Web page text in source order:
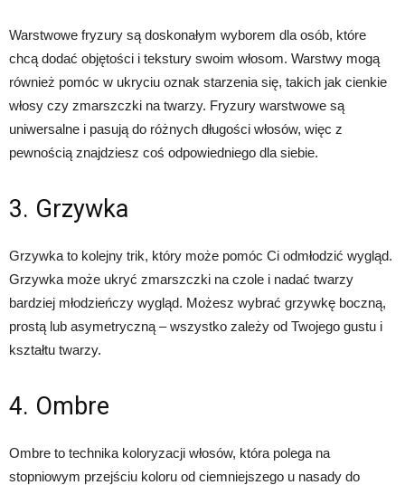
Warstwowe fryzury są doskonałym wyborem dla osób, które
chcą dodać objętości i tekstury swoim włosom. Warstwy mogą
również pomóc w ukryciu oznak starzenia się, takich jak cienkie
włosy czy zmarszczki na twarzy. Fryzury warstwowe są
uniwersalne i pasują do różnych długości włosów, więc z
pewnością znajdziesz coś odpowiedniego dla siebie.
3. Grzywka
Grzywka to kolejny trik, który może pomóc Ci odmłodzić wygląd.
Grzywka może ukryć zmarszczki na czole i nadać twarzy
bardziej młodzieńczy wygląd. Możesz wybrać grzywkę boczną,
prostą lub asymetryczną – wszystko zależy od Twojego gustu i
kształtu twarzy.
4. Ombre
Ombre to technika koloryzacji włosów, która polega na
stopniowym przejściu koloru od ciemniejszego u nasady do